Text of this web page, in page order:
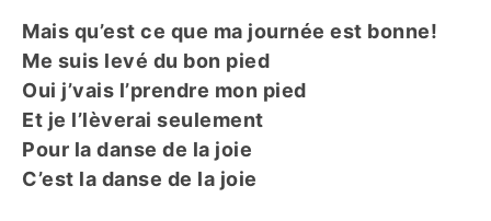
Mais qu’est ce que ma journée est bonne!
Me suis levé du bon pied
Oui j’vais l’prendre mon pied
Et je l’lèverai seulement
Pour la danse de la joie
C’est la danse de la joie